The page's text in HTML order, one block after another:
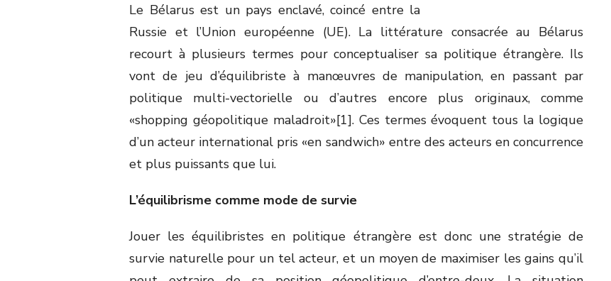
Le Bélarus est un pays enclavé, coincé entre la
Russie et l’Union européenne (UE). La littérature consacrée au Bélarus
recourt à plusieurs termes pour conceptualiser sa politique étrangère. Ils
vont de jeu d’équilibriste à manœuvres de manipulation, en passant par
politique multi-vectorielle ou d’autres encore plus originaux, comme
«shopping géopolitique maladroit»[1]. Ces termes évoquent tous la logique
d’un acteur international pris «en sandwich» entre des acteurs en concurrence
et plus puissants que lui.
L’équilibrisme comme mode de survie
Jouer les équilibristes en politique étrangère est donc une stratégie de
survie naturelle pour un tel acteur, et un moyen de maximiser les gains qu’il